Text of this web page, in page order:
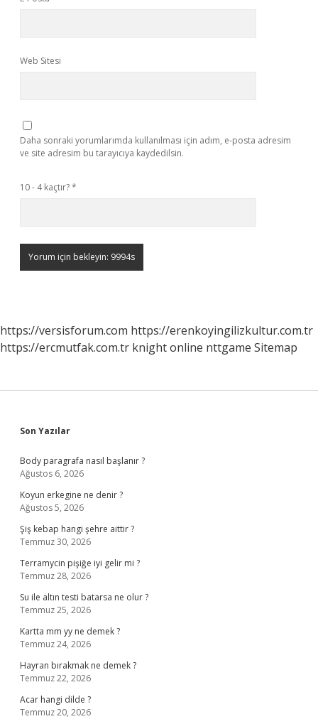
Web Sitesi
Daha sonraki yorumlarımda kullanılması için adım, e-posta adresim
ve site adresim bu tarayıcıya kaydedilsin.
10 - 4 kaçtır?*
https://versisforum.com https://erenkoyingilizkultur.com.tr
https://ercmutfak.com.tr knight online nttgame Sitemap
Sidebar
Son Yazılar
Body paragrafa nasıl başlanır ?
Ağustos 6, 2026
Koyun erkegine ne denir ?
Ağustos 5, 2026
Şiş kebap hangi şehre aittir ?
Temmuz 30, 2026
Terramycin pişiğe iyi gelir mi ?
Temmuz 28, 2026
Su ile altın testi batarsa ne olur ?
Temmuz 25, 2026
Kartta mm yy ne demek ?
Temmuz 24, 2026
Hayran bırakmak ne demek ?
Temmuz 22, 2026
Acar hangi dilde ?
Temmuz 20, 2026